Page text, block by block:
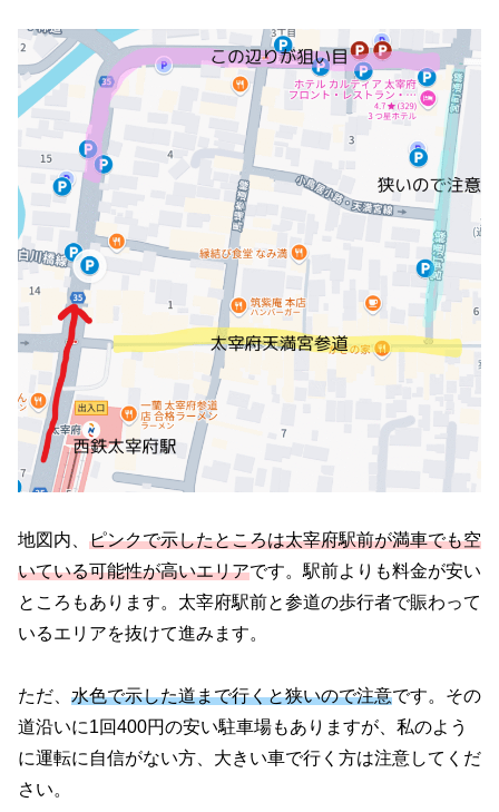
地図内、 ピンクで示したところは太宰府駅前が満車でも空
いている可能性が高いエリアです。駅前よりも料金が安い
ところもあります。太宰府駅前と参道の歩行者で賑わって
いるエリアを抜けて進みます。
ただ、 水色で示した道まで行くと狭いので注意です。その
道沿いに1回400円の安い駐車場もありますが、私のよう
に運転に自信がない方、大きい車で行く方は注意してくだ
さい。